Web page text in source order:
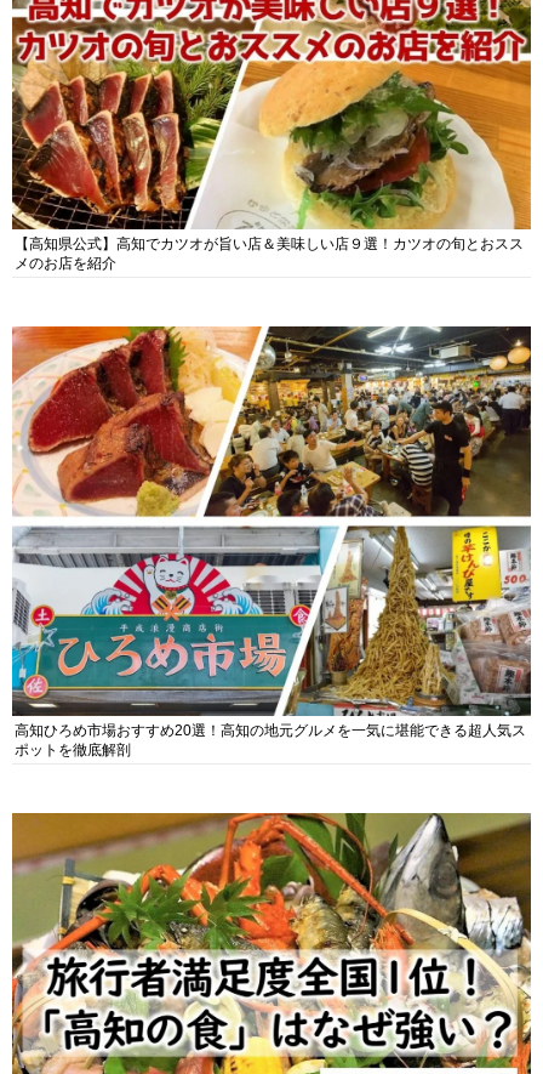
【高知県公式】高知でカツオが旨い店＆美味しい店９選！カツオの旬とおスス
メのお店を紹介
高知ひろめ市場おすすめ20選！高知の地元グルメを一気に堪能できる超人気ス
ポットを徹底解剖